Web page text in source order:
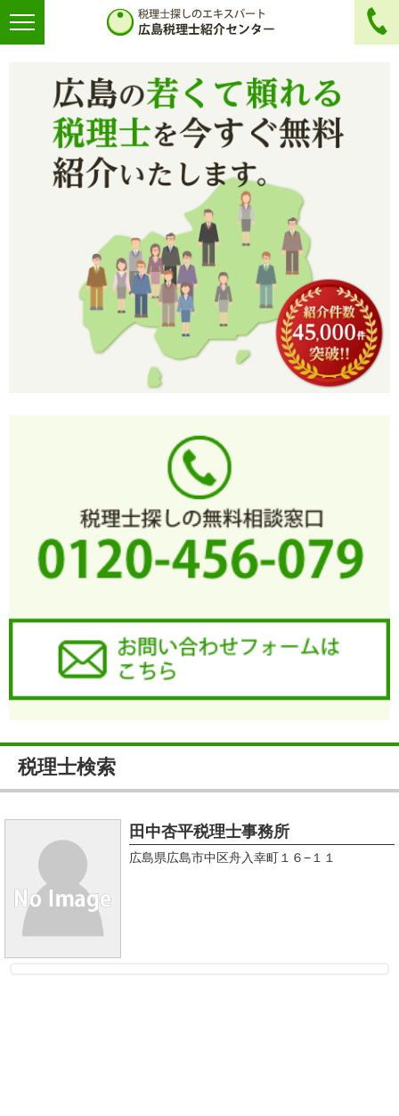
税理士検索
田中杏平税理士事務所
広島県広島市中区舟入幸町１６−１１